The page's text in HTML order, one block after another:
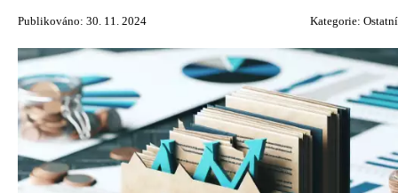
Publikováno: 30. 11. 2024 Kategorie: Ostatní